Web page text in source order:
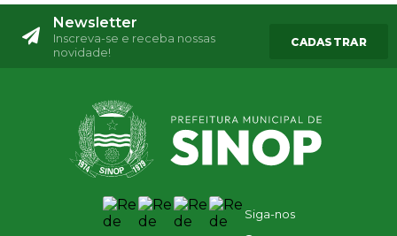
Newsletter
Inscreva-se e receba nossas
novidade!
CADASTRAR
Siga-nos